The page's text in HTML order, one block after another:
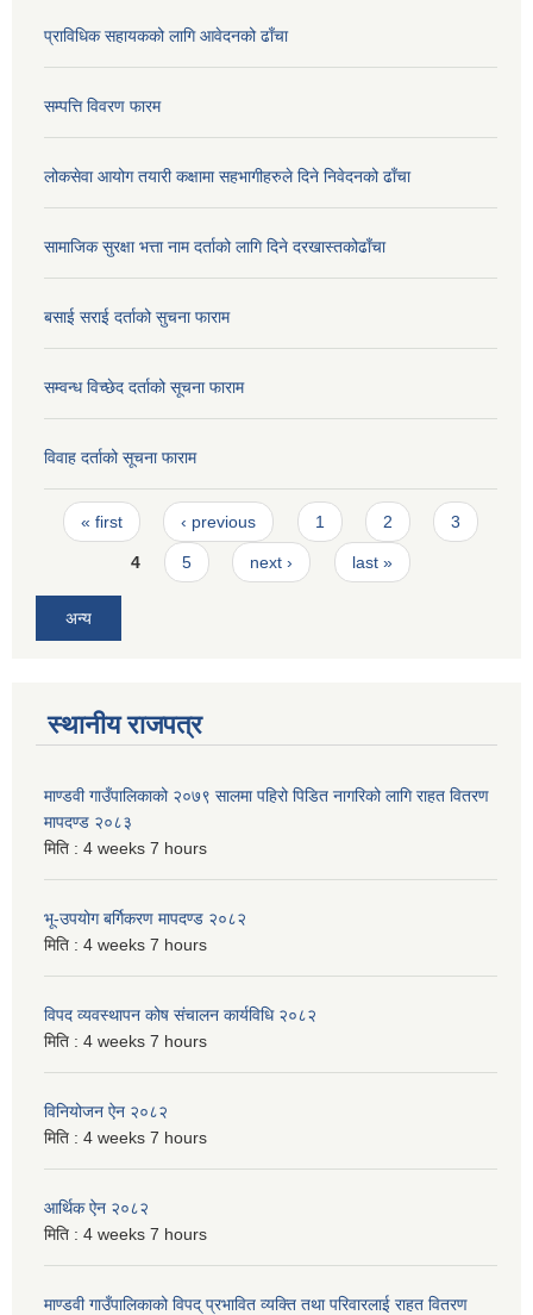
प्राविधिक सहायकको लागि आवेदनको ढाँचा
सम्पत्ति विवरण फारम
लोकसेवा आयोग तयारी कक्षामा सहभागीहरुले दिने निवेदनको ढाँचा
सामाजिक सुरक्षा भत्ता नाम दर्ताको लागि दिने दरखास्तकोढाँचा
बसाई सराई दर्ताको सुचना फाराम
सम्वन्ध विच्छेद दर्ताको सूचना फाराम
विवाह दर्ताको सूचना फाराम
Pages
« first ‹ previous 1 2 3
4 5 next › last »
अन्य
स्थानीय राजपत्र
माण्डवी गाउँपालिकाको २०७९ सालमा पहिरो पिडित नागरिको लागि राहत वितरण
मापदण्ड २०८३
मिति : 4 weeks 7 hours
भू-उपयोग बर्गिकरण मापदण्ड २०८२
मिति : 4 weeks 7 hours
विपद व्यवस्थापन कोष संचालन कार्यविधि २०८२
मिति : 4 weeks 7 hours
विनियोजन ऐन २०८२
मिति : 4 weeks 7 hours
आर्थिक ऐन २०८२
मिति : 4 weeks 7 hours
माण्डवी गाउँपालिकाको विपद् प्रभावित व्यक्ति तथा परिवारलाई राहत वितरण